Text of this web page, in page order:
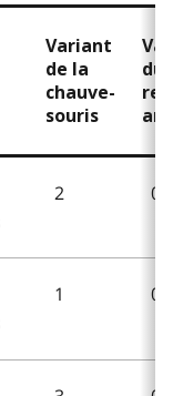
Variant
de la
chauve-
souris
du
2 0
1 0